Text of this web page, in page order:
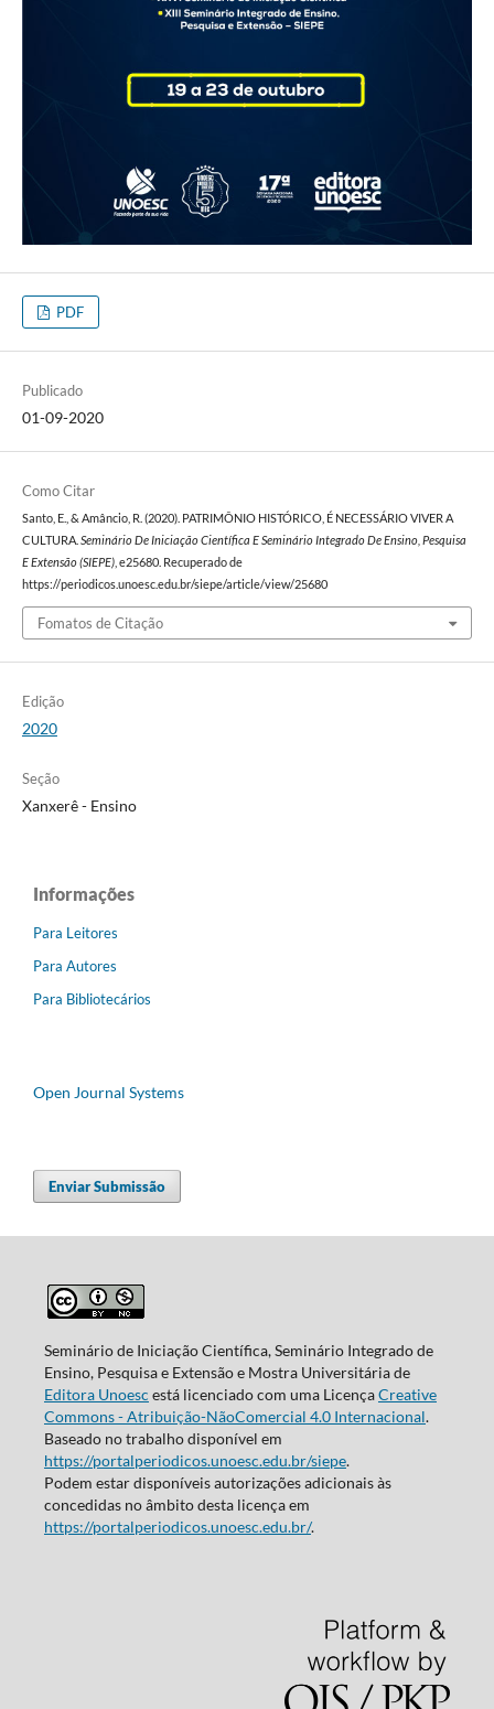
PDF
Publicado
01-09-2020
Como Citar
Santo, E., & Amâncio, R. (2020). PATRIMÔNIO HISTÓRICO, É NECESSÁRIO VIVER A
CULTURA. Seminário De Iniciação Científica E Seminário Integrado De Ensino, Pesquisa
E Extensão (SIEPE), e25680. Recuperado de
https://periodicos.unoesc.edu.br/siepe/article/view/25680
Fomatos de Citação
Edição
2020
Seção
Xanxerê - Ensino
Informações
Para Leitores
Para Autores
Para Bibliotecários
Open Journal Systems
Enviar Submissão
Seminário de Iniciação Científica, Seminário Integrado de
Ensino, Pesquisa e Extensão e Mostra Universitária de
Editora Unoesc está licenciado com uma LicençaCreative
Commons - Atribuição-NãoComercial 4.0 Internacional.
Baseado no trabalho disponível em
https://portalperiodicos.unoesc.edu.br/siepe.
Podem estar disponíveis autorizações adicionais às
concedidas no âmbito desta licença em
https://portalperiodicos.unoesc.edu.br/.